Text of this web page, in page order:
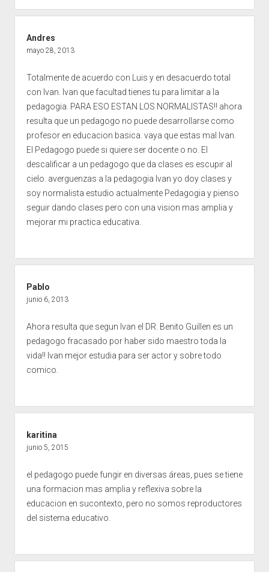
Andres
mayo 28, 2013
Totalmente de acuerdo con Luis y en desacuerdo total
con Ivan. Ivan que facultad tienes tu para limitar a la
pedagogia. PARA ESO ESTAN LOS NORMALISTAS!! ahora
resulta que un pedagogo no puede desarrollarse como
profesor en educacion basica. vaya que estas mal Ivan.
El Pedagogo puede si quiere ser docente o no. El
descalificar a un pedagogo que da clases es escupir al
cielo. averguenzas a la pedagogia Ivan yo doy clases y
soy normalista estudio actualmente Pedagogia y pienso
seguir dando clases pero con una vision mas amplia y
mejorar mi practica educativa.
Pablo
junio 6, 2013
Ahora resulta que segun Ivan el DR. Benito Guillen es un
pedagogo fracasado por haber sido maestro toda la
vida!! Ivan mejor estudia para ser actor y sobre todo
comico.
karitina
junio 5, 2015
el pedagogo puede fungir en diversas áreas, pues se tiene
una formacion mas amplia y reflexiva sobre la
educacion en sucontexto, pero no somos reproductores
del sistema educativo.